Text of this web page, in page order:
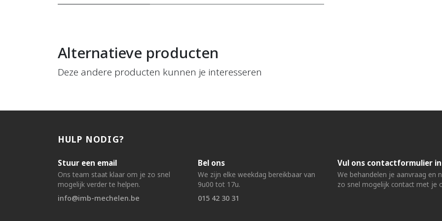
Alternatieve producten
Deze andere producten kunnen je interesseren
HULP NODIG?
Stuur een email
Ons team staat klaar om je zo snel
mogelijk verder te helpen.
info@imb-mechelen.be
Bel ons
We zijn elke weekdag bereikbaar van
9u00 tot 17u.
015 42 30 31
Vul ons contactformulier in
We behandelen je aanvraag en
zo snel mogelijk contact met je